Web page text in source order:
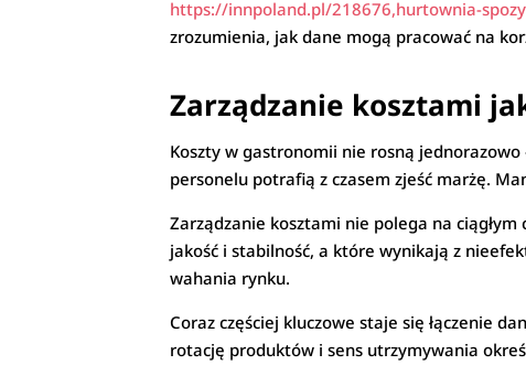
https://innpoland.pl/218676,hurtownia-
zrozumienia, jak dane mogą pracować na
Zarządzanie kosztami
Koszty w gastronomii nie rosną
personelu potrafią z czasem zjeść marżę.
Zarządzanie kosztami nie polega na
jakość i stabilność, a które wynikają z
wahania rynku.
Coraz częściej kluczowe staje się łączenie
rotację produktów i sens utrzymywania